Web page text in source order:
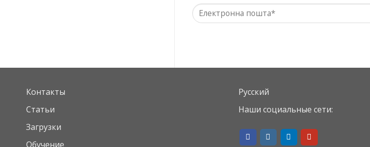
Контакты
Статьи
Загрузки
Обучение
Русский
Наши социальные сети: